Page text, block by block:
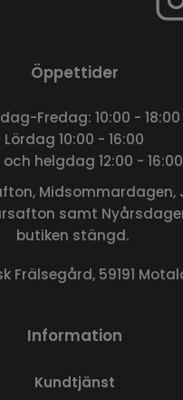
Öppettider
Fredag: 10:00 - 18:00
Lördag 10:00 - 16:00
helgdag 12:00 - 16:00
Midsommardagen,
samt
butiken stängd.
Frälsegård, 59191
Information
Kundtjänst